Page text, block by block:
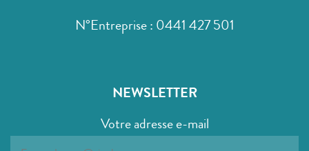
N°Entreprise : 0441 427 501
NEWSLETTER
Votre adresse e-mail